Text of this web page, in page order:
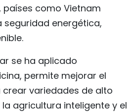
países como Vietnam
seguridad energética,
se ha aplicado
permite mejorar el
variedades de alto
agricultura inteligente y el